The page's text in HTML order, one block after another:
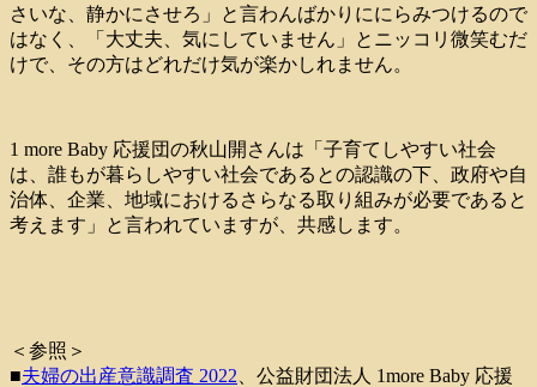
さいな、静かにさせろ」と言わんばかりににらみつけるので
はなく、「大丈夫、気にしていません」とニッコリ微笑むだ
けで、その方はどれだけ気が楽かしれません。
1 more Baby 応援団の秋⼭開さんは「⼦育てしやすい社会
は、誰もが暮らしやすい社会であるとの認識の下、政府や⾃
治体、企業、地域におけるさらなる取り組みが必要であると
考えます」と言われていますが、共感します。
＜参照＞
■夫婦の出産意識調査 2022 、公益財団法⼈ 1more Baby 応援